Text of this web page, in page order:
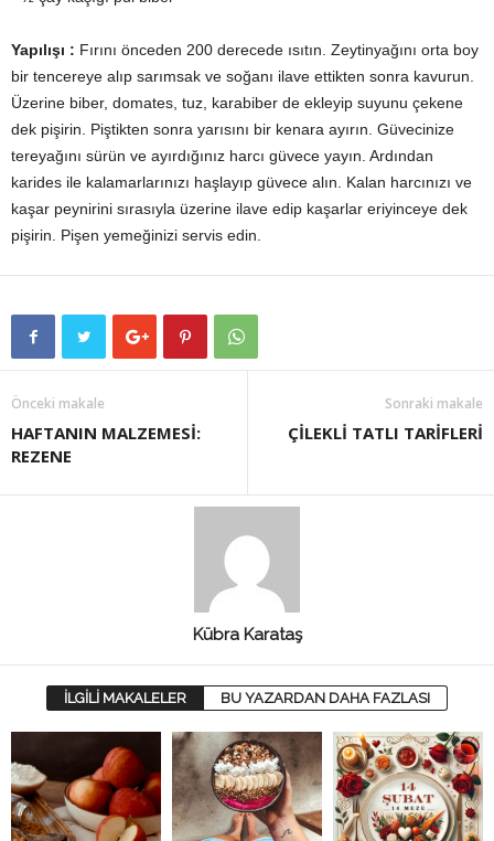
Yapılışı : Fırını önceden 200 derecede ısıtın. Zeytinyağını orta boy
bir tencereye alıp sarımsak ve soğanı ilave ettikten sonra kavurun.
Üzerine biber, domates, tuz, karabiber de ekleyip suyunu çekene
dek pişirin. Piştikten sonra yarısını bir kenara ayırın. Güvecinize
tereyağını sürün ve ayırdığınız harcı güvece yayın. Ardından
karides ile kalamarlarınızı haşlayıp güvece alın. Kalan harcınızı ve
kaşar peynirini sırasıyla üzerine ilave edip kaşarlar eriyinceye dek
pişirin. Pişen yemeğinizi servis edin.
Önceki makale
HAFTANIN MALZEMESİ:
REZENE
Sonraki makale
ÇİLEKLİ TATLI TARİFLERİ
Kübra Karataş
İLGİLİ MAKALELER BU YAZARDAN DAHA FAZLASI